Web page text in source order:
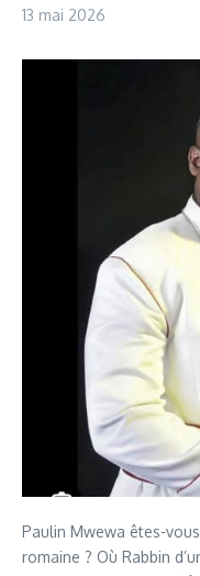
13 mai 2026
Paulin Mwewa êtes-
romaine ? Où Rabbin